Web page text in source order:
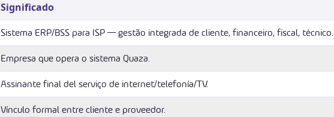
Significado
Sistema ERP/BSS para ISP — gestão integrada de cliente, financeiro, fiscal, técnico.
Empresa que opera o sistema Quaza.
Assinante final del serviço de internet/telefonía/TV.
Vínculo formal entre cliente e proveedor.